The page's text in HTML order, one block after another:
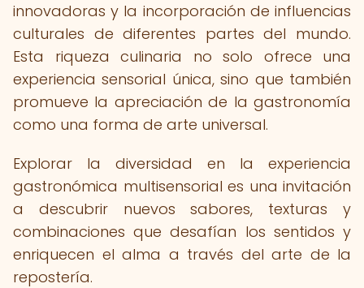
innovadoras y la incorporación de influencias
culturales de diferentes partes del mundo.
Esta riqueza culinaria no solo ofrece una
experiencia sensorial única, sino que también
promueve la apreciación de la gastronomía
como una forma de arte universal.
Explorar la diversidad en la experiencia
gastronómica multisensorial es una invitación
a descubrir nuevos sabores, texturas y
combinaciones que desafían los sentidos y
enriquecen el alma a través del arte de la
repostería.